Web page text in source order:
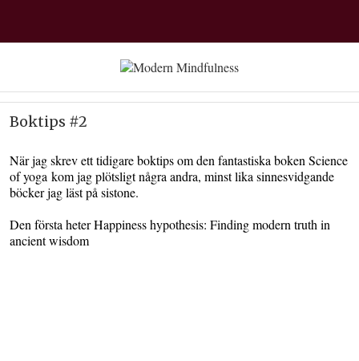
Boktips #2
När jag skrev ett tidigare boktips om den fantastiska boken Science
of yoga kom jag plötsligt några andra, minst lika sinnesvidgande
böcker jag läst på sistone.
Den första heter Happiness hypothesis: Finding modern truth in
ancient wisdom